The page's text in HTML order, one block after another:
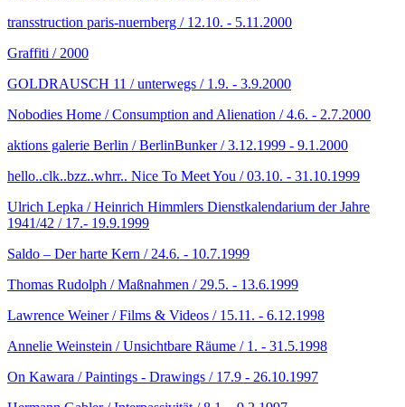
transstruction paris-nuernberg / 12.10. - 5.11.2000
Graffiti / 2000
GOLDRAUSCH 11 / unterwegs / 1.9. - 3.9.2000
Nobodies Home / Consumption and Alienation / 4.6. - 2.7.2000
aktions galerie Berlin / BerlinBunker / 3.12.1999 - 9.1.2000
hello..clk..bzz..whrr.. Nice To Meet You / 03.10. - 31.10.1999
Ulrich Lepka / Heinrich Himmlers Dienstkalendarium der Jahre
1941/42 / 17.- 19.9.1999
Saldo – Der harte Kern / 24.6. - 10.7.1999
Thomas Rudolph / Maßnahmen / 29.5. - 13.6.1999
Lawrence Weiner / Films & Videos / 15.11. - 6.12.1998
Annelie Weinstein / Unsichtbare Räume / 1. - 31.5.1998
On Kawara / Paintings - Drawings / 17.9 - 26.10.1997